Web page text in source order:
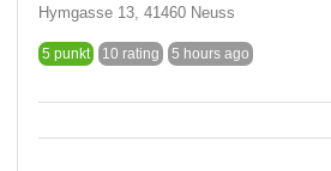
Hymgasse 13, 41460 Neuss
5 punkt 10 rating 5 hours ago